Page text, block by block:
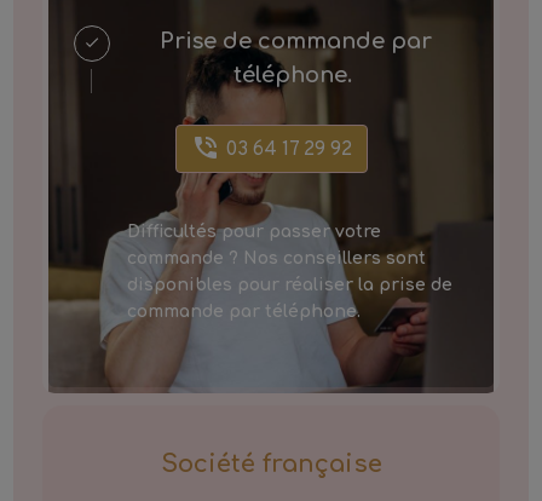
Prise de commande par
téléphone.
03 64 17 29 92
Difficultés pour passer votre
commande ? Nos conseillers sont
disponibles pour réaliser la prise de
commande par téléphone.
Société française